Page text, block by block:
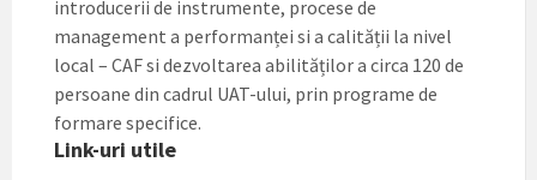
introducerii de instrumente, procese de
management a performanței si a calității la nivel
local – CAF si dezvoltarea abilităților a circa 120 de
persoane din cadrul UAT-ului, prin programe de
formare specifice.
Link-uri utile